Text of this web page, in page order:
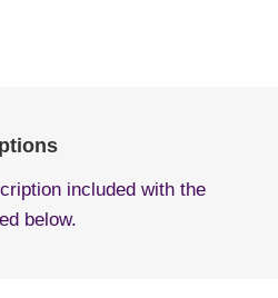
included with the
below.